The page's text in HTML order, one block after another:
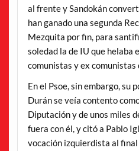
al frente y Sandokán
han ganado una segunda
Mezquita por fin, para
soledad la de IU que helaba
comunistas y ex comunistas
En el Psoe, sin embargo, su
Durán se veía contento
Diputación y de unos miles
fuera con él, y citó a Pablo
vocación izquierdista al final